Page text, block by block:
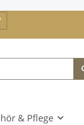
& Pflege